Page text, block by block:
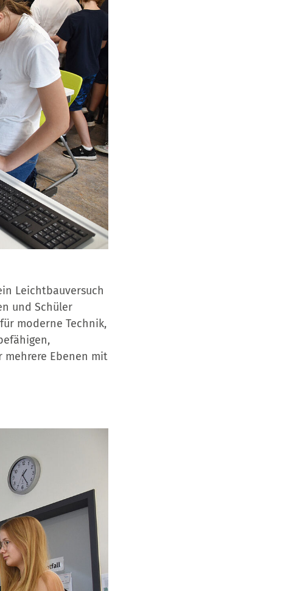
Leichtbauversuch
und Schüler
moderne Technik,
mehrere Ebenen mit